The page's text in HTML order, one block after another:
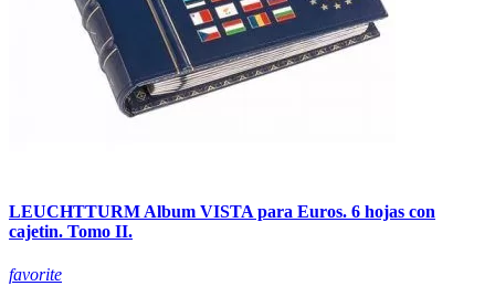
LEUCHTTURM Album VISTA para Euros. 6 hojas con
cajetin. Tomo II.
favorite